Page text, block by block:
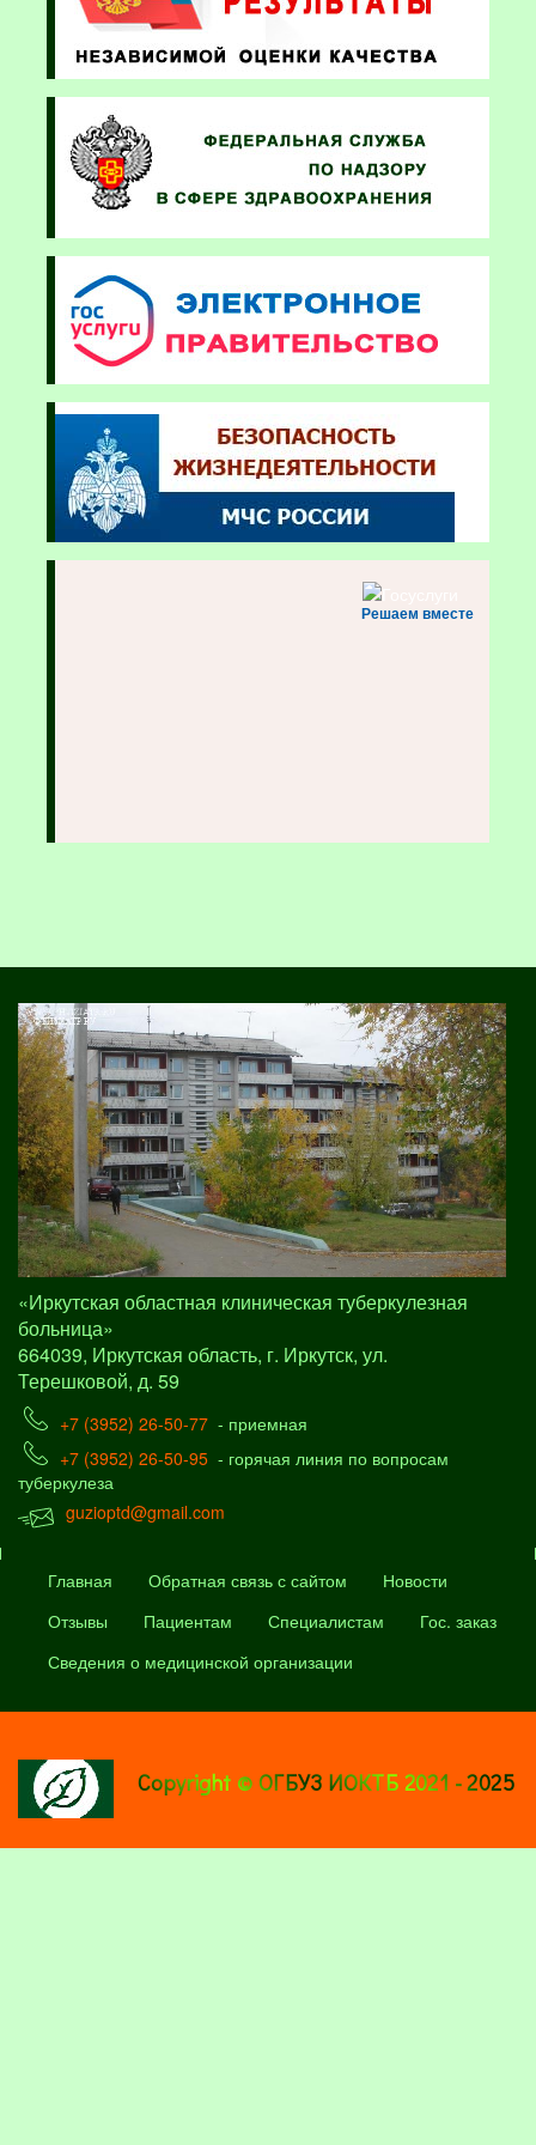
Решаем вместе
«Иркутская областная клиническая туберкулезная
больница»
664039, Иркутская область, г. Иркутск, ул.
Терешковой, д. 59
+7 (3952) 26-50-77 - приемная
+7 (3952) 26-50-95 - горячая линия по вопросам
туберкулеза
guzioptd@gmail.com
Главная Обратная связь с сайтом
Новости
Отзывы
Пациентам Специалистам
Гос. заказ
Сведения о медицинской организации
Copyright © ОГБУЗ ИОКТБ 2021 - 2025